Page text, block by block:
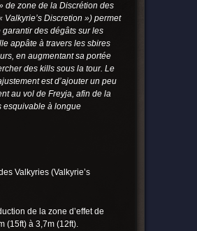
de zone de la Discrétion des
Valkyrie’s Discretion ») permet
garantir des dégâts sur les
appâte à travers les sbires
en augmentant sa portée
des kills sous la tour. Le
est d’ajouter un peu
au vol de Freyja, afin de la
esquivable à longue
Valkyries (Valkyrie’s
de la zone d’effet de
(15ft) à 3,7m (12ft).